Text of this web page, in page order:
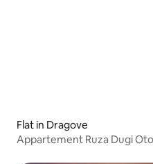
Flat in Dragove
Appartement Ruza Dugi